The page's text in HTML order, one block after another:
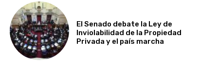
El Senado debate la Ley de
Inviolabilidad de la Propiedad
Privada y el país marcha